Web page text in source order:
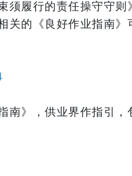
须履行的责任操守守则
关的《良好作业指南》
》，供业界作指引，